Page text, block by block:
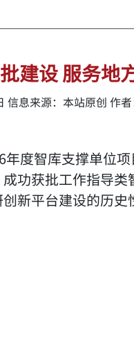
建设 服务地
信息来源：本站原创 作
度智库支撑单位
功获批工作指导
新平台建设的历史